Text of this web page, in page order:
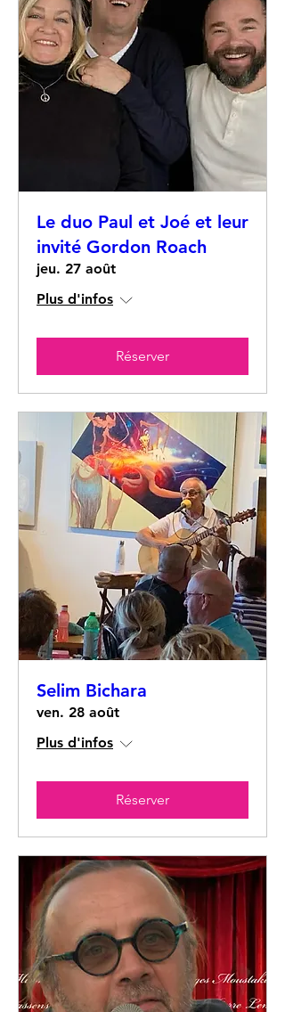
Le duo Paul et Joé et leur
invité Gordon Roach
jeu. 27 août
Plus d'infos
Réserver
Selim Bichara
ven. 28 août
Plus d'infos
Réserver